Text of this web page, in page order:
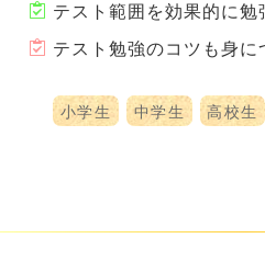
テスト範囲を効果的に勉
テスト勉強のコツも身に
小学生 中学生 高校生